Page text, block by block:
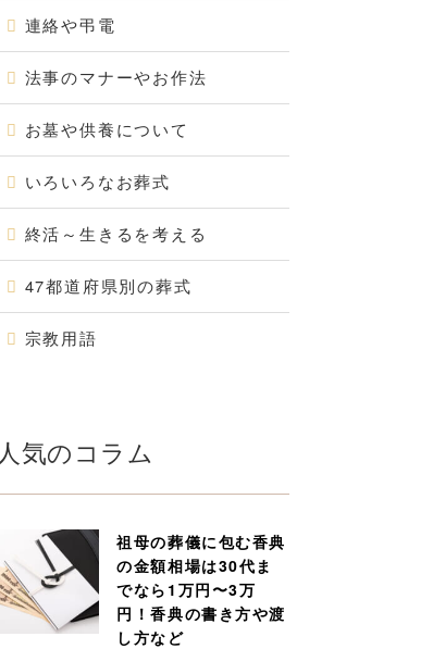
連絡や弔電
法事のマナーやお作法
お墓や供養について
いろいろなお葬式
終活～生きるを考える
47都道府県別の葬式
宗教用語
人気のコラム
祖母の葬儀に包む香典
の金額相場は30代ま
でなら1万円〜3万
円！香典の書き方や渡
し方など